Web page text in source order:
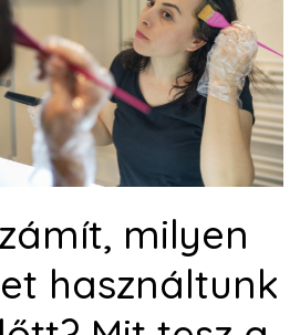
milyen
használtunk